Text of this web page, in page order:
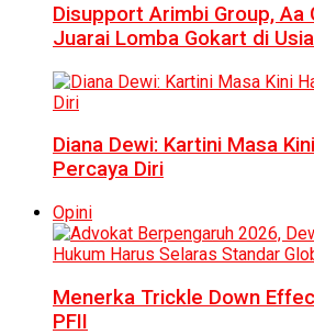
Disupport Arimbi Group, Aa
Juarai Lomba Gokart di
Diana Dewi: Kartini Masa
Percaya Diri
Opini
Menerka Trickle Down
PFII